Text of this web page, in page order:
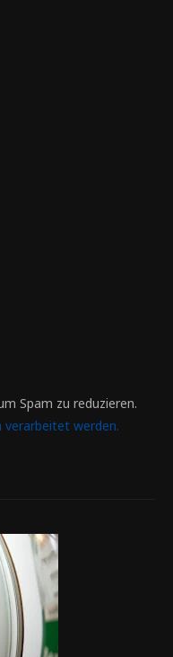
Spam zu reduzieren.
werden.